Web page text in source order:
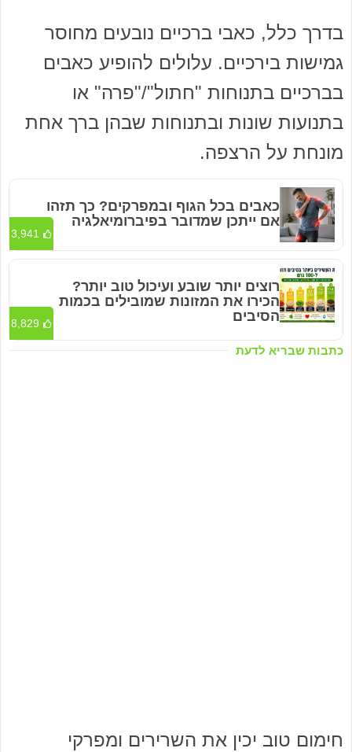
בדרך כלל, כאבי ברכיים נובעים מחוסר
גמישות בירכיים. עלולים להופיע כאבים
בברכיים בתנוחות "חתול"/"פרה" או
בתנועות שונות ובתנוחות שבהן ברך אחת
מונחת על הרצפה.
כתבות שבריא לדעת
כאבים בכל הגוף ובמפרקים? כך תזהו
אם ייתכן שמדובר בפיברומיאלגיה
3,941
רוצים יותר שובע ועיכול טוב יותר?
הכירו את המזונות שמובילים בכמות
הסיבים
8,829
חימום טוב יכין את השרירים ומפרקי